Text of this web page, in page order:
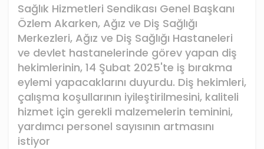
Sağlık Hizmetleri Sendikası Genel Başkanı
Özlem Akarken, Ağız ve Diş Sağlığı
Merkezleri, Ağız ve Diş Sağlığı Hastaneleri
ve devlet hastanelerinde görev yapan diş
hekimlerinin, 14 Şubat 2025'te iş bırakma
eylemi yapacaklarını duyurdu. Diş hekimleri,
çalışma koşullarının iyileştirilmesini, kaliteli
hizmet için gerekli malzemelerin teminini,
yardımcı personel sayısının artmasını
istiyor